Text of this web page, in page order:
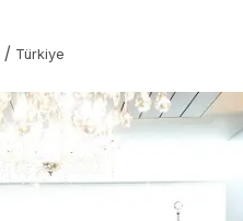
/ Türkiye